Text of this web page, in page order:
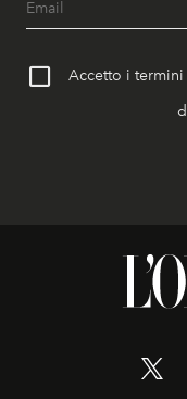
Accetto i